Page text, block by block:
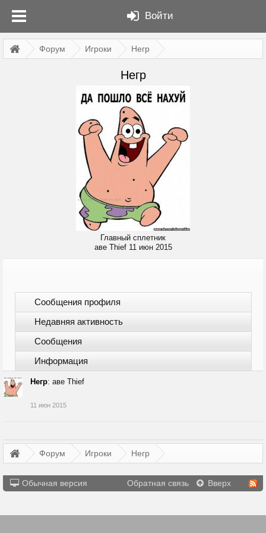
Войти
Форум Игроки Негр
Негр
Главный сплетник
аве Thief 11 июн 2015
Сообщения профиля
Недавняя активность
Сообщения
Информация
Негр: аве Thief
11 июн 2015
Форум Игроки Негр
Обычная версия Обратная связь Вверх